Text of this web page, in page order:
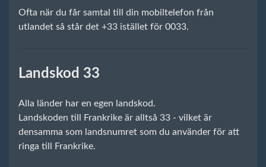
Ofta när du får samtal till din mobiltelefon från
utlandet så står det +33 istället för 0033.
Landskod 33
Alla länder har en egen landskod.
Landskoden till Frankrike är alltså 33 - vilket är
densamma som landsnumret som du använder för att
ringa till Frankrike.